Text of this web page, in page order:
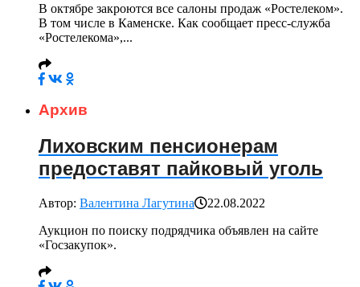
В октябре закроются все салоны продаж «Ростелеком».
В том числе в Каменске. Как сообщает пресс-служба
«Ростелекома»,...
Архив
Лиховским пенсионерам
предоставят пайковый уголь
Автор: Валентина Лагутина
22.08.2022
Аукцион по поиску подрядчика объявлен на сайте
«Госзакупок».